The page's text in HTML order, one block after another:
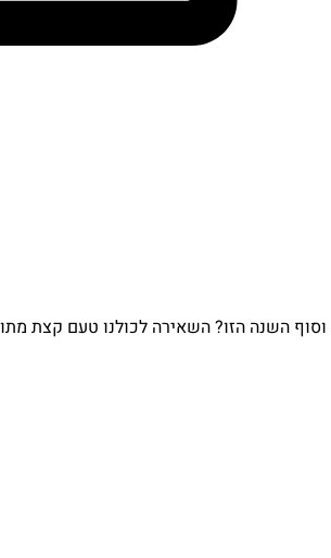
וסוף השנה הזו? השאירה לכולנו טעם קצת